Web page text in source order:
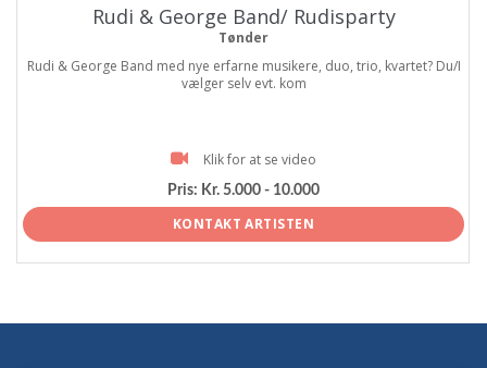
Rudi & George Band/ Rudisparty
Tønder
Rudi & George Band med nye erfarne musikere, duo, trio, kvartet? Du/I
vælger selv evt. kom
Klik for at se video
Pris: Kr. 5.000 - 10.000
KONTAKT ARTISTEN